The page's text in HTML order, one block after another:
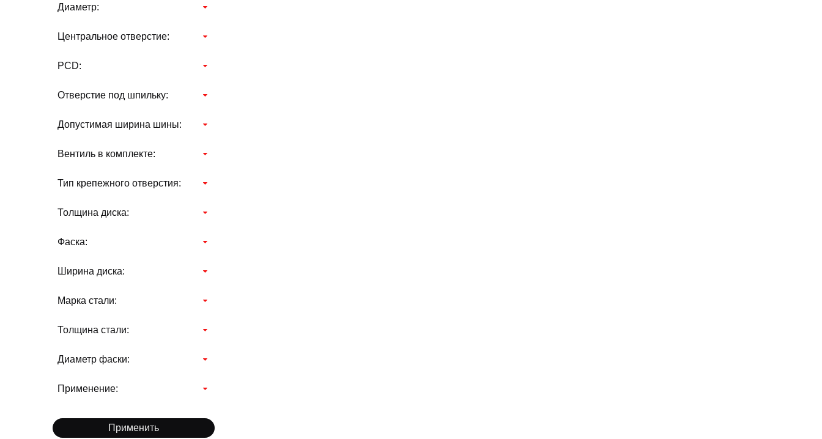
Диаметр:
Центральное отверстие:
PCD:
Отверстие под шпильку:
Допустимая ширина шины:
Вентиль в комплекте:
Тип крепежного отверстия:
Толщина диска:
Фаска:
Ширина диска:
Марка стали:
Толщина стали:
Диаметр фаски:
Применение:
Применить